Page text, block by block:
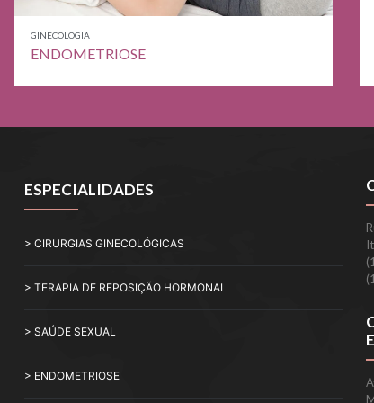
GINECOLOGIA
ENDOMETRIOSE
ESPECIALIDADES
> CIRURGIAS GINECOLÓGICAS
> TERAPIA DE REPOSIÇÃO HORMONAL
> SAÚDE SEXUAL
> ENDOMETRIOSE